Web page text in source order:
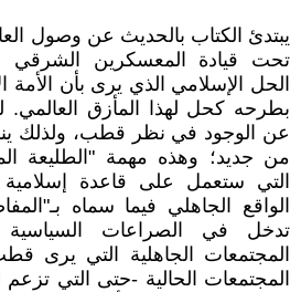
يبتدئ الكتاب بالحديث عن وصول
تحت قيادة المعسكرين الشرقي
الحل الإسلامي الذي يرى بأن الأمة
بطرحه كحل لهذا المأزق العالمي.
عن الوجود في نظر قطب، ولذلك
من جديد؛ وهذه مهمة "الطليعة
التي ستعمل على قاعدة
الواقع الجاهلي فيما سماه
تدخل في الصراعات
المجتمعات الجاهلية التي يرى
المجتمعات الحالية -حتى التي تزعم